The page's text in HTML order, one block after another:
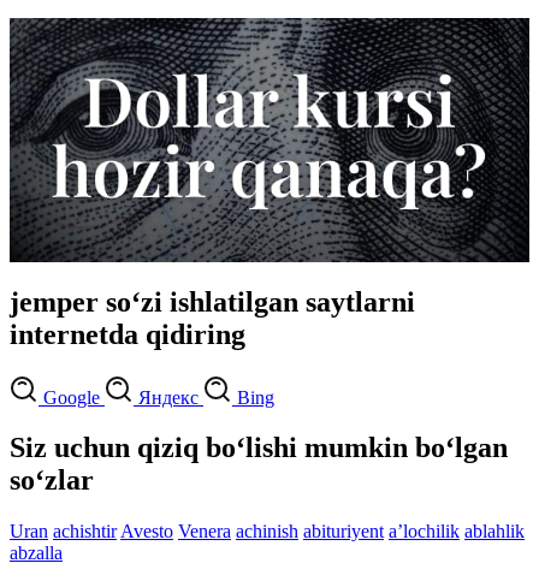
jemper so‘zi ishlatilgan saytlarni
internetda qidiring
Google Яндекс Bing
Siz uchun qiziq bo‘lishi mumkin bo‘lgan
so‘zlar
Uran achishtir Avesto Venera achinish abituriyent aʼlochilik ablahlik
abzalla